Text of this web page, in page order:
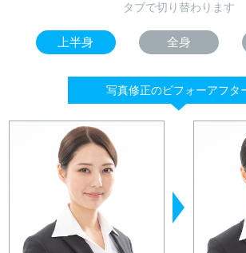
タブで切り替わります
上半身 全身
写真修正のビフォーアフタ